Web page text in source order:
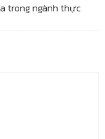
trong ngành thực